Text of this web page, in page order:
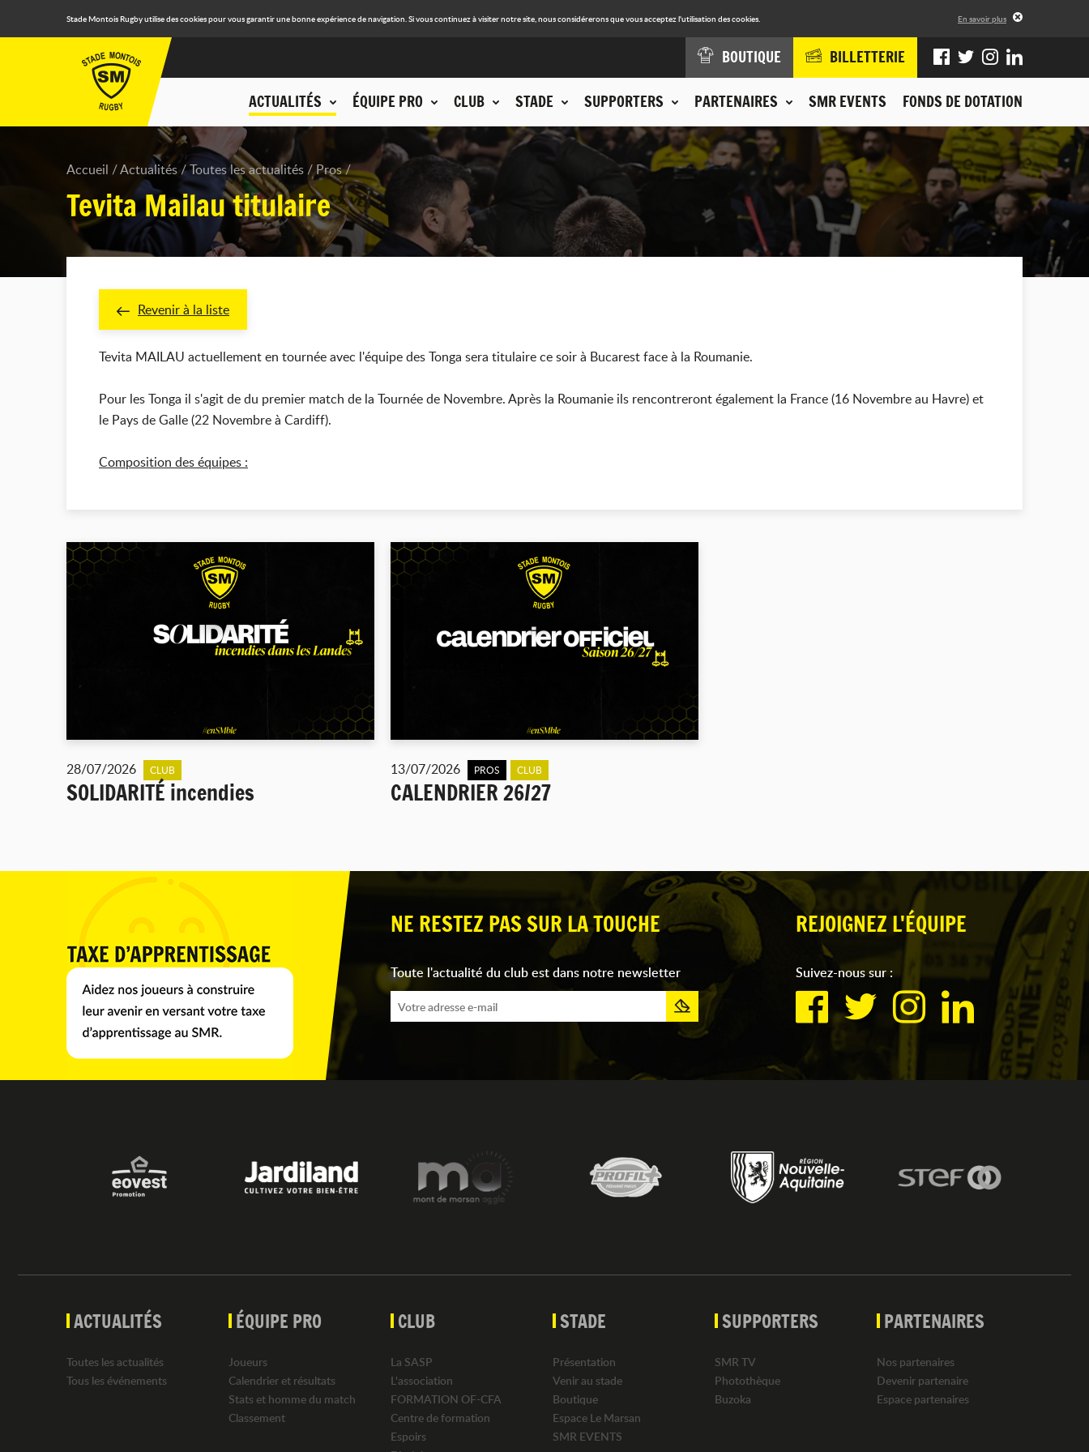
Stade Montois Rugby utilise des cookies pour vous garantir une bonne expérience de navigation. Si vous continuez à visiter notre site, nous considérerons que vous acceptez l'utilisation des cookies. En savoir plus
ACTUALITÉS ÉQUIPE PRO CLUB STADE SUPPORTERS PARTENAIRES SMR EVENTS FONDS DE DOTATION
BOUTIQUE BILLETTERIE
Accueil Actualités Toutes les actualités Pros
Tevita Mailau titulaire
Revenir à la liste
Tevita MAILAU actuellement en tournée avec l'équipe des Tonga sera titulaire ce soir à Bucarest face à la Roumanie.
Pour les Tonga il s'agit de du premier match de la Tournée de Novembre. Après la Roumanie ils rencontreront également la France (16 Novembre au Havre) et
le Pays de Galle (22 Novembre à Cardiff).
Composition des équipes :
28/07/2026 CLUB
SOLIDARITÉ incendies
13/07/2026 PROS CLUB
CALENDRIER 26/27
NE RESTEZ PAS SUR LA TOUCHE
Toute l'actualité du club est dans notre newsletter
REJOIGNEZ L'ÉQUIPE
Suivez-nous sur :
ACTUALITÉS
Toutes les actualités
Tous les événements
ÉQUIPE PRO
Joueurs
Calendrier et résultats
Stats et homme du match
Classement
CLUB
La SASP
L'association
FORMATION OF-CFA
Centre de formation
Espoirs
STADE
Présentation
Venir au stade
Boutique
Espace Le Marsan
SMR EVENTS
SUPPORTERS
SMR TV
Photothèque
Buzoka
PARTENAIRES
Nos partenaires
Devenir partenaire
Espace partenaires